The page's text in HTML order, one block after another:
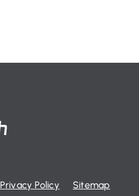
Privacy Policy
Sitemap